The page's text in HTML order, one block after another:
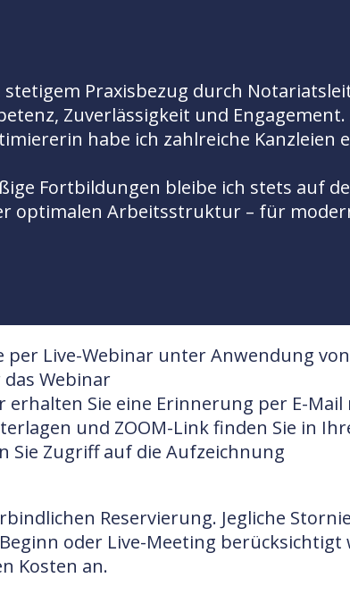
Praxisbezug durch
Zuverlässigkeit und Engagement.
habe ich zahlreiche Kanzleien
Fortbildungen bleibe ich stets auf
optimalen Arbeitsstruktur – für
Live-Webinar unter Anwendung von
Webinar
erhalten Sie eine Erinnerung per E-
und ZOOM-Link finden Sie in
Sie Zugriff auf die Aufzeichnung
Reservierung. Jegliche
oder Live-Meeting berücksichtigt
Kosten an.